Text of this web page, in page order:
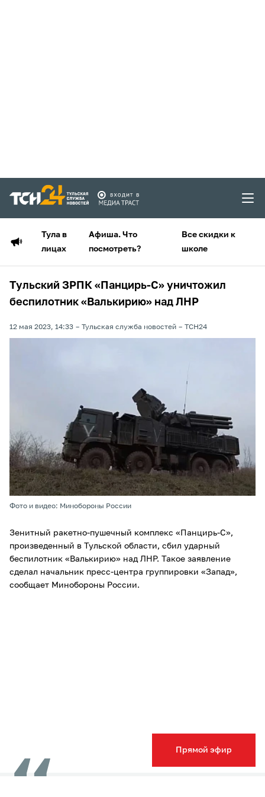
Тула в
лицах
Афиша. Что
посмотреть?
Все скидки к
школе
Прямой эфир
Тульский ЗРПК «Панцирь-С» уничтожил
беспилотник «Валькирию» над ЛНР
12 мая 2023, 14:33 Тульская служба новостей ТСН24
Фото и видео: Минобороны России
Зенитный ракетно-пушечный комплекс «Панцирь-С»,
произведенный в Тульской области, сбил ударный
беспилотник «Валькирию» над ЛНР. Такое заявление
сделал начальник пресс-центра группировки «Запад»,
сообщает Минобороны России.